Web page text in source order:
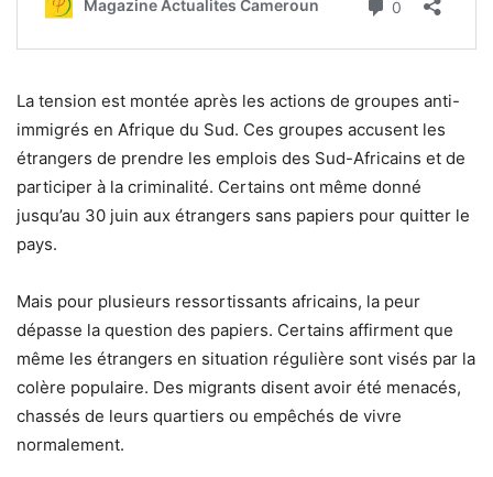
La tension est montée après les actions de groupes anti-
immigrés en Afrique du Sud. Ces groupes accusent les
étrangers de prendre les emplois des Sud-Africains et de
participer à la criminalité. Certains ont même donné
jusqu’au 30 juin aux étrangers sans papiers pour quitter le
pays.
Mais pour plusieurs ressortissants africains, la peur
dépasse la question des papiers. Certains affirment que
même les étrangers en situation régulière sont visés par la
colère populaire. Des migrants disent avoir été menacés,
chassés de leurs quartiers ou empêchés de vivre
normalement.